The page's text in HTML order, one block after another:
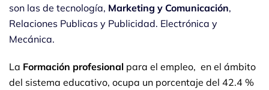
son las de tecnología, Marketing y Comunicación,
Relaciones Publicas y Publicidad. Electrónica y
Mecánica.
La Formación profesional para el empleo, en el ámbito
del sistema educativo, ocupa un porcentaje del 42.4 %